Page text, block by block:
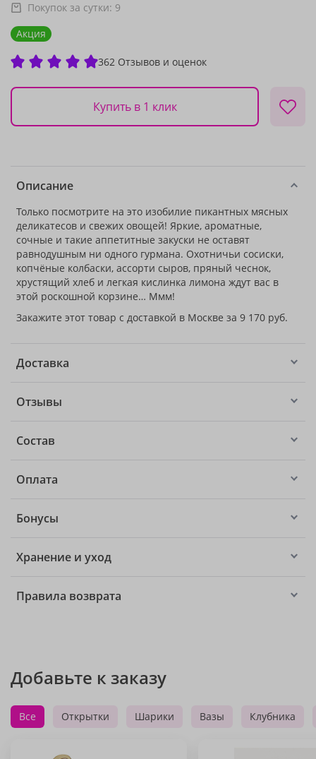
Покупок за сутки: 9
Акция
362 Отзывов и оценок
Купить в 1 клик
Описание
Только посмотрите на это изобилие пикантных мясных
деликатесов и свежих овощей! Яркие, ароматные,
сочные и такие аппетитные закуски не оставят
равнодушным ни одного гурмана. Охотничьи сосиски,
копчёные колбаски, ассорти сыров, пряный чеснок,
хрустящий хлеб и легкая кислинка лимона ждут вас в
этой роскошной корзине… Ммм!
Закажите этот товар с доставкой в Москве за 9 170 руб.
Доставка
Отзывы
Состав
Оплата
Бонусы
Хранение и уход
Правила возврата
Добавьте к заказу
Все Открытки Шарики Вазы Клубника